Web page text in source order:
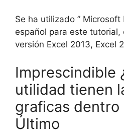
Se ha utilizado ” Microsoft
español para este
versión Excel 2013, Excel
Imprescindible
utilidad tienen
graficas
Último